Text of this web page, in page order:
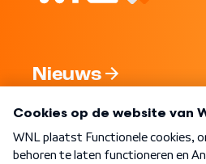
Nieuws
Nieuwsbrief